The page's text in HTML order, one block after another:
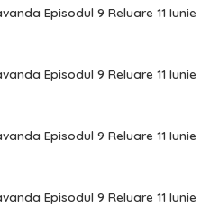
Episodul 9 Reluare 11 Iunie
Episodul 9 Reluare 11 Iunie
Episodul 9 Reluare 11 Iunie
Episodul 9 Reluare 11 Iunie